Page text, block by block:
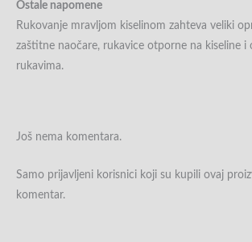
Ostale napomene
Rukovanje mravljom kiselinom zahteva veliki
zaštitne naočare, rukavice otporne na kiseline i
rukavima.
Još nema komentara.
Samo prijavljeni korisnici koji su kupili ovaj
komentar.